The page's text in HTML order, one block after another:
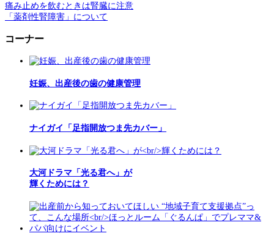
痛み止めを飲むときは腎臓に注意
「薬剤性腎障害」について
コーナー
妊娠、出産後の歯の健康管理
ナイガイ「足指開放つま先カバー」
大河ドラマ「光る君へ」が
輝くためには？